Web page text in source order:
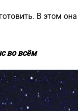
В этом
во всём